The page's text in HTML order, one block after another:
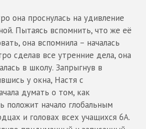
она проснулась на удивление
Пытаясь вспомнить, что же её
она вспомнила – началась
сделав все утренние дела, она
в школу. Запрыгнув в
у окна, Настя с
думать о том, как
положит начало глобальным
и головах всех учащихся 6А.